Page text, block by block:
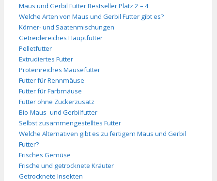
Maus und Gerbil Futter Bestseller Platz 2 – 4
Welche Arten von Maus und Gerbil Futter gibt es?
Körner- und Saatenmischungen
Getreidereiches Hauptfutter
Pelletfutter
Extrudiertes Futter
Proteinreiches Mäusefutter
Futter für Rennmäuse
Futter für Farbmäuse
Futter ohne Zuckerzusatz
Bio-Maus- und Gerbilfutter
Selbst zusammengestelltes Futter
Welche Alternativen gibt es zu fertigem Maus und Gerbil
Futter?
Frisches Gemüse
Frische und getrocknete Kräuter
Getrocknete Insekten